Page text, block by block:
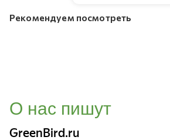
Рекомендуем посмотреть
О нас пишут